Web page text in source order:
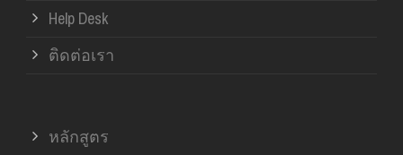
Help Desk
ติดต่อเรา
หลักสูตร